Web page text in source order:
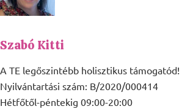
Szabó Kitti
A TE legőszintébb holisztikus támogatód!
Nyilvántartási szám: B/2020/000414
Hétfőtől-péntekig 09:00-20:00